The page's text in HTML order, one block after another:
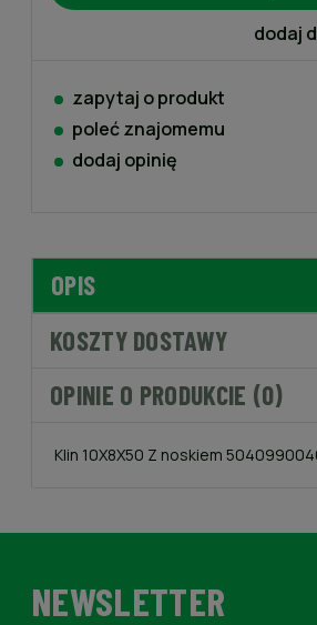
dodaj
zapytaj o produkt
poleć znajomemu
dodaj opinię
OPIS
KOSZTY DOSTAWY
OPINIE O PRODUKCIE (0)
Klin 10X8X50 Z noskiem
NEWSLETTER